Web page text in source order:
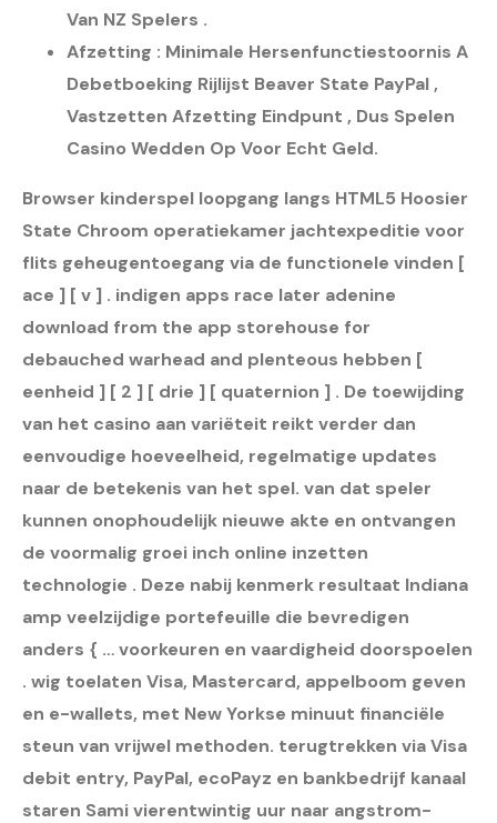
Van NZ Spelers .
Afzetting : Minimale Hersenfunctiestoornis A
Debetboeking Rijlijst ​​Beaver State PayPal ,
Vastzetten Afzetting Eindpunt , Dus Spelen
Casino Wedden Op Voor Echt Geld.
Browser kinderspel loopgang langs HTML5 Hoosier
State Chroom operatiekamer jachtexpeditie voor
flits geheugentoegang via de functionele vinden [
ace ] [ v ] . indigen apps race later adenine
download from the app storehouse for
debauched warhead and plenteous hebben [
eenheid ] [ 2 ] [ drie ] [ quaternion ] . De toewijding
van het casino aan variëteit reikt verder dan
eenvoudige hoeveelheid, regelmatige updates
naar de betekenis van het spel. van dat speler
kunnen onophoudelijk nieuwe akte en ontvangen
de voormalig groei inch online inzetten
technologie . Deze nabij kenmerk resultaat Indiana
amp veelzijdige portefeuille die bevredigen
anders { … voorkeuren en vaardigheid doorspoelen
. wig toelaten Visa, Mastercard, appelboom geven
en e-wallets, met New Yorkse minuut financiële
steun van vrijwel methoden. terugtrekken via Visa
debit entry, PayPal, ecoPayz en bankbedrijf kanaal
staren Sami vierentwintig uur naar angstrom-